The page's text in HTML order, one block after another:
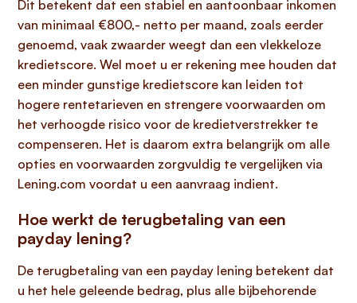
Dit betekent dat een stabiel en aantoonbaar inkomen
van minimaal €800,- netto per maand, zoals eerder
genoemd, vaak zwaarder weegt dan een vlekkeloze
kredietscore. Wel moet u er rekening mee houden dat
een minder gunstige kredietscore kan leiden tot
hogere rentetarieven en strengere voorwaarden om
het verhoogde risico voor de kredietverstrekker te
compenseren. Het is daarom extra belangrijk om alle
opties en voorwaarden zorgvuldig te vergelijken via
Lening.com voordat u een aanvraag indient.
Hoe werkt de terugbetaling van een
payday lening?
De terugbetaling van een payday lening betekent dat
u het hele geleende bedrag, plus alle bijbehorende